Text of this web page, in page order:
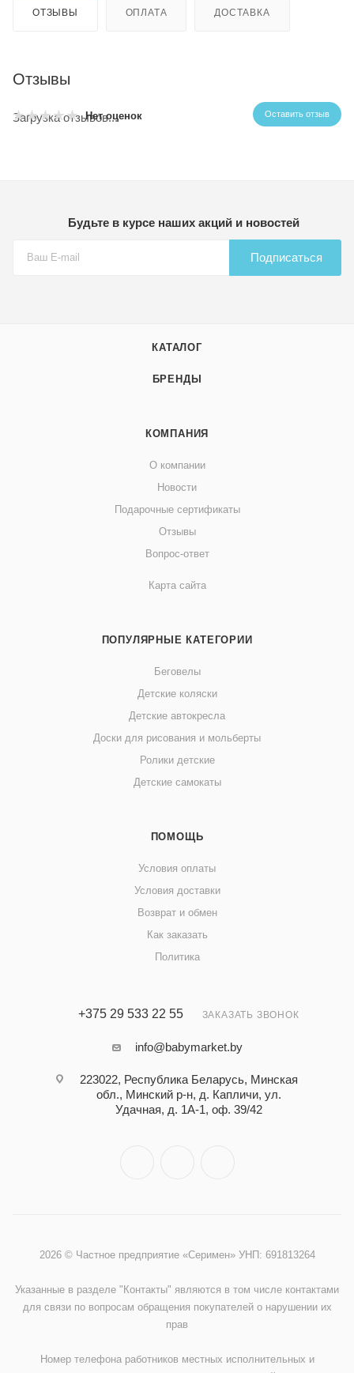
ОТЗЫВЫ ОПЛАТА ДОСТАВКА
Отзывы
Нет оценок Оставить отзыв
Загрузка отзывов...
Будьте в курсе наших акций и новостей
Подписаться
КАТАЛОГ
БРЕНДЫ
КОМПАНИЯ
О компании
Новости
Подарочные сертификаты
Отзывы
Вопрос-ответ
Карта сайта
ПОПУЛЯРНЫЕ КАТЕГОРИИ
Беговелы
Детские коляски
Детские автокресла
Доски для рисования и мольберты
Ролики детские
Детские самокаты
ПОМОЩЬ
Условия оплаты
Условия доставки
Возврат и обмен
Как заказать
Политика
+375 29 533 22 55 ЗАКАЗАТЬ ЗВОНОК
info@babymarket.by
223022, Республика Беларусь, Минская
обл., Минский р-н, д. Капличи, ул.
Удачная, д. 1А-1, оф. 39/42
2026 © Частное предприятие «Серимен» УНП: 691813264
Указанные в разделе "Контакты" являются в том числе контактами
для связи по вопросам обращения покупателей о нарушении их
прав
Номер телефона работников местных исполнительных и